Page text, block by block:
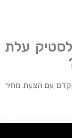
עלת
עם הצעת מחיר